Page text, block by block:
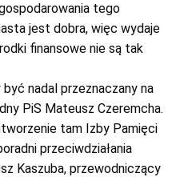
tego
jest dobra, więc wydaje
finansowe nie są tak
nadal przeznaczany na
PiS Mateusz Czeremcha.
tam Izby Pamięci
przeciwdziałania
Kaszuba, przewodniczący